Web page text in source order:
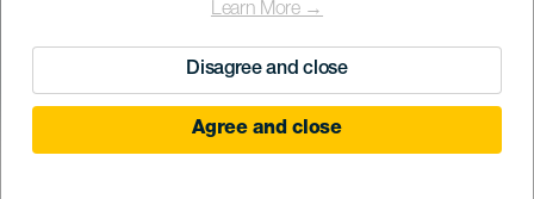
Learn More →
Disagree and close
Agree and close